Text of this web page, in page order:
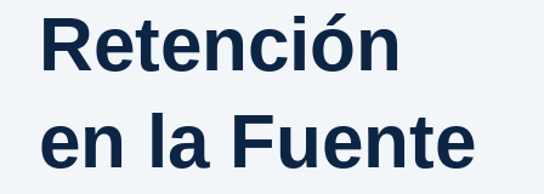
Retención
en la Fuente